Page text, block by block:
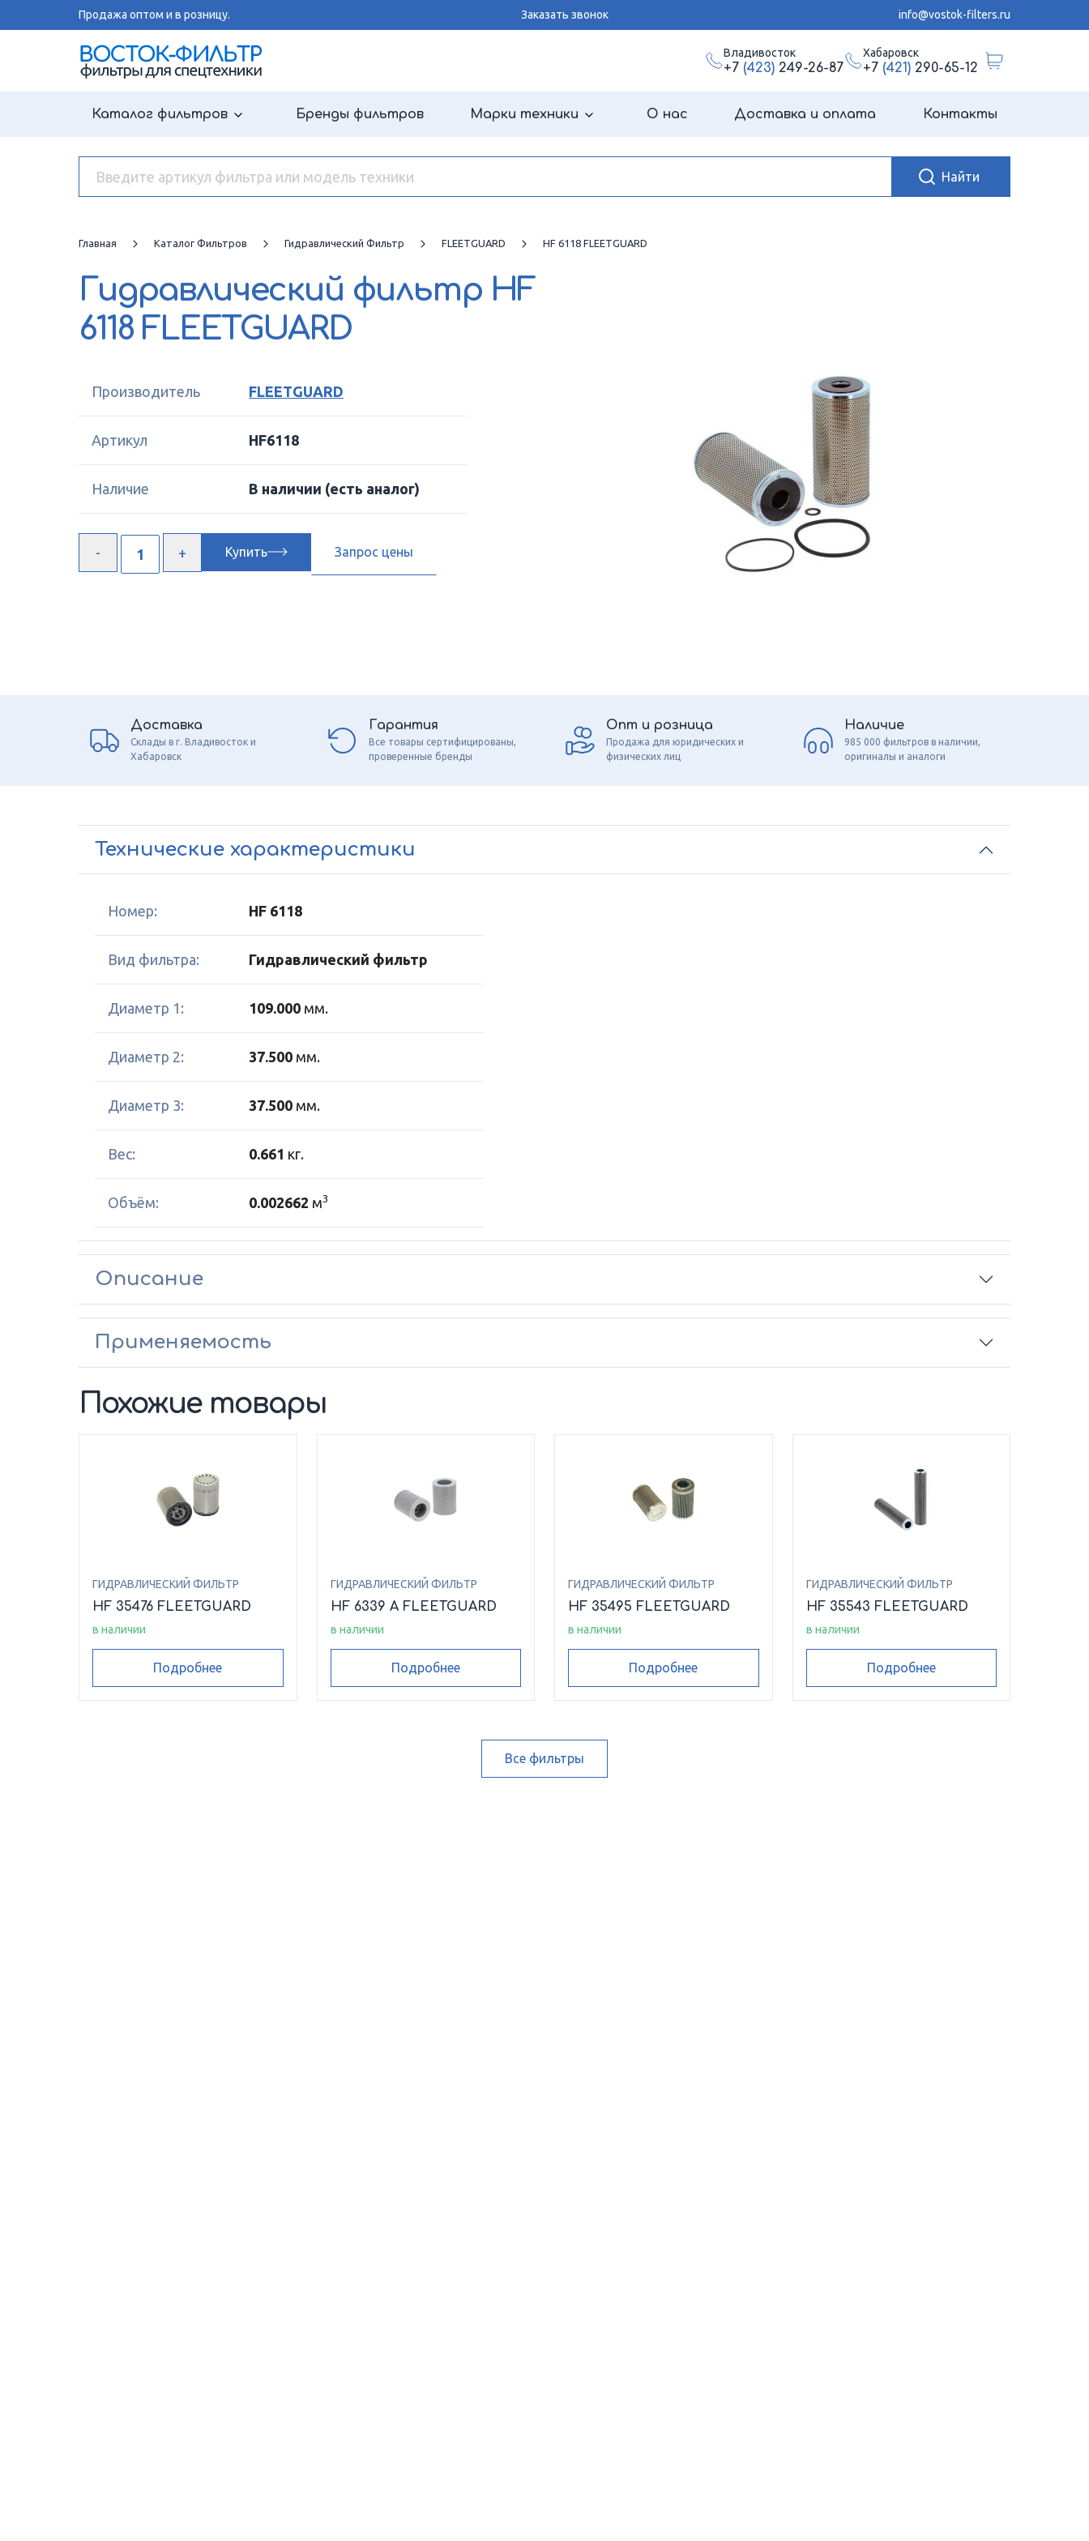
Продажа оптом и в розницу. Заказать звонок info@vostok-filters.ru
Владивосток
+7 (423)249-26-87
Хабаровск
+7 (421)290-65-12
Каталог фильтров Бренды фильтров Марки техники О нас Доставка и оплата Контакты
Главная Каталог Фильтров Гидравлический Фильтр FLEETGUARD HF 6118 FLEETGUARD
Гидравлический фильтр HF
6118 FLEETGUARD
Производитель FLEETGUARD
Артикул HF6118
Наличие В наличии (есть аналог)
Купить Запрос цены
Доставка
Склады в г. Владивосток и
Хабаровск
Гарантия
Все товары сертифицированы,
проверенные бренды
Опт и розница
Продажа для юридических и
физических лиц
Наличие
985 000 фильтров в наличии,
оригиналы и аналоги
Технические характеристики
Номер: HF 6118
Вид фильтра: Гидравлический фильтр
Диаметр 1: 109.000 мм.
Диаметр 2: 37.500 мм.
Диаметр 3: 37.500 мм.
Вес: 0.661 кг.
Объём: 0.002662 м3
Описание
Применяемость
Похожие товары
ГИДРАВЛИЧЕСКИЙ ФИЛЬТР
HF 35476 FLEETGUARD
в наличии
Подробнее
ГИДРАВЛИЧЕСКИЙ ФИЛЬТР
HF 6339 A FLEETGUARD
в наличии
Подробнее
ГИДРАВЛИЧЕСКИЙ ФИЛЬТР
HF 35495 FLEETGUARD
в наличии
Подробнее
ГИДРАВЛИЧЕСКИЙ ФИЛЬТР
HF 35543 FLEETGUARD
в наличии
Подробнее
Все фильтры